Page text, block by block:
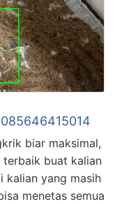
biar maksimal,
terbaik buat kalian
kalian yang masih
menetas semua